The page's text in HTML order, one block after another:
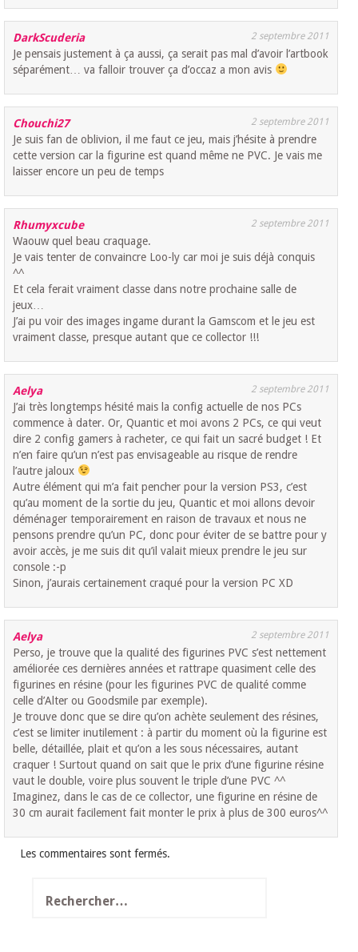
DarkScuderia 2 septembre 2011
Je pensais justement à ça aussi, ça serait pas mal d’avoir l’artbook
séparément… va falloir trouver ça d’occaz a mon avis
Chouchi27 2 septembre 2011
Je suis fan de oblivion, il me faut ce jeu, mais j’hésite à prendre
cette version car la figurine est quand même ne PVC. Je vais me
laisser encore un peu de temps
Rhumyxcube 2 septembre 2011
Waouw quel beau craquage.
Je vais tenter de convaincre Loo-ly car moi je suis déjà conquis
^^
Et cela ferait vraiment classe dans notre prochaine salle de
jeux…
J’ai pu voir des images ingame durant la Gamscom et le jeu est
vraiment classe, presque autant que ce collector !!!
Aelya 2 septembre 2011
J’ai très longtemps hésité mais la config actuelle de nos PCs
commence à dater. Or, Quantic et moi avons 2 PCs, ce qui veut
dire 2 config gamers à racheter, ce qui fait un sacré budget ! Et
n’en faire qu’un n’est pas envisageable au risque de rendre
l’autre jaloux
Autre élément qui m’a fait pencher pour la version PS3, c’est
qu’au moment de la sortie du jeu, Quantic et moi allons devoir
déménager temporairement en raison de travaux et nous ne
pensons prendre qu’un PC, donc pour éviter de se battre pour y
avoir accès, je me suis dit qu’il valait mieux prendre le jeu sur
console :-p
Sinon, j’aurais certainement craqué pour la version PC XD
Aelya 2 septembre 2011
Perso, je trouve que la qualité des figurines PVC s’est nettement
améliorée ces dernières années et rattrape quasiment celle des
figurines en résine (pour les figurines PVC de qualité comme
celle d’Alter ou Goodsmile par exemple).
Je trouve donc que se dire qu’on achète seulement des résines,
c’est se limiter inutilement : à partir du moment où la figurine est
belle, détaillée, plait et qu’on a les sous nécessaires, autant
craquer ! Surtout quand on sait que le prix d’une figurine résine
vaut le double, voire plus souvent le triple d’une PVC ^^
Imaginez, dans le cas de ce collector, une figurine en résine de
30 cm aurait facilement fait monter le prix à plus de 300 euros^^
Les commentaires sont fermés.